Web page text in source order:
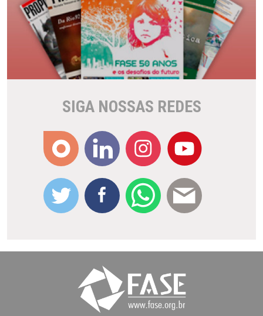
SIGA NOSSAS REDES